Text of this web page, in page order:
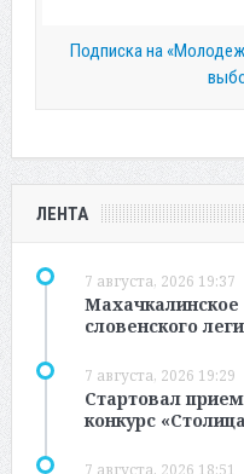
Подписка на
ЛЕНТА
7 августа, 2026 19:37
Махачкалинское
словенского
7 августа, 2026 19:29
Стартовал
конкурс